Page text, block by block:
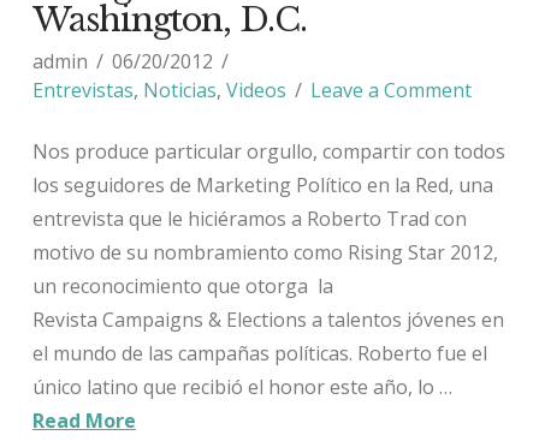
Washington, D.C.
admin
06/20/2012
Entrevistas, Noticias, Videos Leave a Comment
Nos produce particular orgullo, compartir con todos
los seguidores de Marketing Político en la Red, una
entrevista que le hiciéramos a Roberto Trad con
motivo de su nombramiento como Rising Star 2012,
un reconocimiento que otorga la
Revista Campaigns & Elections a talentos jóvenes en
el mundo de las campañas políticas. Roberto fue el
único latino que recibió el honor este año, lo …
Read More